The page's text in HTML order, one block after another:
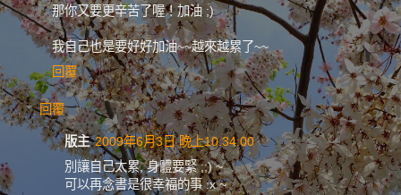
那你又要更辛苦了喔！加油 ;)
我自己也是要好好加油~~越來越累了~~
回覆
回覆
版主 2009年6月3日 晚上10:34:00
別讓自己太累, 身體要緊 ;;) ~
可以再念書是很幸福的事 :x ~